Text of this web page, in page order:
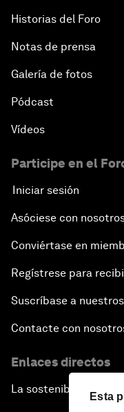
Esta
Historias del Foro
Notas de prensa
Galería de fotos
Pódcast
Vídeos
Participe en el
Iniciar sesión
Asóciese con
Conviértase en
Regístrese para
Suscríbase a
Contacte con
Enlaces directos
La sostenibilidad en el